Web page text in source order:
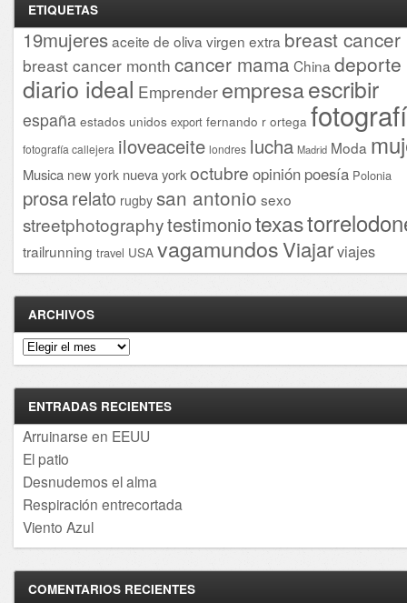
ETIQUETAS
19mujeresaceite de oliva virgen extra breast cancer
breast cancer month cancer mama China deporte
diario ideal Emprender empresaescribir
españa estados unidos export fernando r ortega
fotografía callejera iloveaceite londres lucha Madrid Moda
Musica new york nueva yorkoctubre opinión poesía Polonia
prosarelato rugby san antonio sexo
streetphotographytestimoniotexas
trailrunning travel USA vagamundosViajarviajes
ARCHIVOS
Archivos
ENTRADAS RECIENTES
Arruinarse en EEUU
El patio
Desnudemos el alma
Respiración entrecortada
Viento Azul
COMENTARIOS RECIENTES